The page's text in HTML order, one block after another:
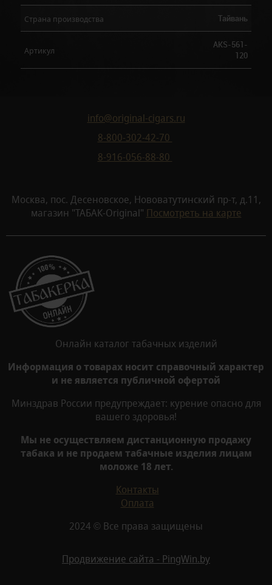
Страна производства Тайвань
Артикул
AKS-561-
120
info@original-cigars.ru
8-800-302-42-70
8-916-056-88-80
Москва, пос. Десеновское, Нововатутинский пр-т, д.11,
магазин "ТАБАК-Original" Посмотреть на карте
Онлайн каталог табачных изделий
Информация о товарах носит справочный характер
и не является публичной офертой
Минздрав России предупреждает: курение опасно для
вашего здоровья!
Мы не осуществляем дистанционную продажу
табака и не продаем табачные изделия лицам
моложе 18 лет.
Контакты
Оплата
2024 © Все права защищены
Продвижение сайта - PingWin.by